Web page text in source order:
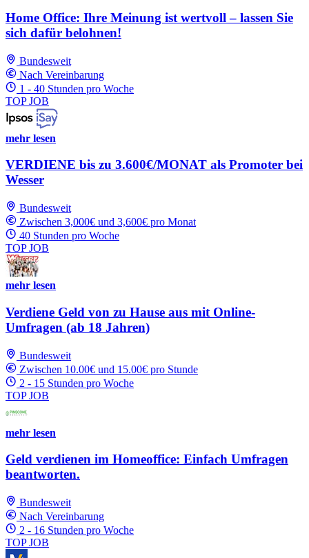
Home Office: Ihre Meinung ist wertvoll – lassen Sie
sich dafür belohnen!
Bundesweit
Nach Vereinbarung
1 - 40 Stunden pro Woche
TOP JOB
mehr lesen
VERDIENE bis zu 3.600€/MONAT als Promoter bei
Wesser
Bundesweit
Zwischen 3,000€ und 3,600€ pro Monat
40 Stunden pro Woche
TOP JOB
mehr lesen
Verdiene Geld von zu Hause aus mit Online-
Umfragen (ab 18 Jahren)
Bundesweit
Zwischen 10.00€ und 15.00€ pro Stunde
2 - 15 Stunden pro Woche
TOP JOB
mehr lesen
Geld verdienen im Homeoffice: Einfach Umfragen
beantworten.
Bundesweit
Nach Vereinbarung
2 - 16 Stunden pro Woche
TOP JOB